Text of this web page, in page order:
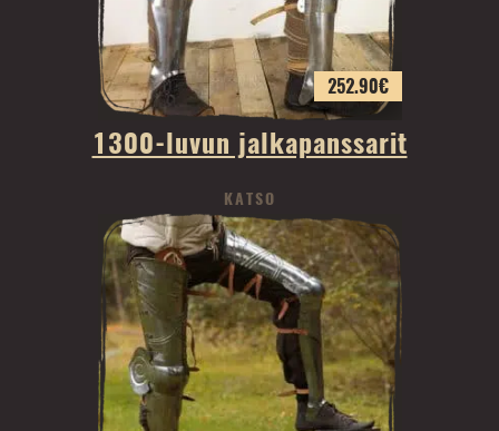
252.90€
1300-luvun jalkapanssarit
KATSO